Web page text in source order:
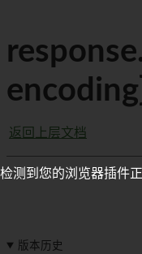
返回上层文档
版本历史
检测到您的浏览器插件